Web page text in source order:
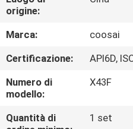
SU
DI
NOI
VISITA
ALLA
origine:
Marca:
coosai
Certificazione:
API6D,
Numero di
modello:
X43F
Quantità di
1 set